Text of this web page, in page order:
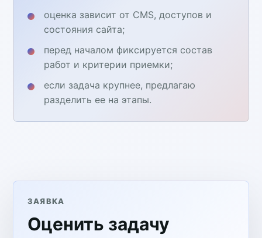
оценка зависит от CMS, доступов и
состояния сайта;
перед началом фиксируется состав
работ и критерии приемки;
если задача крупнее, предлагаю
разделить ее на этапы.
ЗАЯВКА
Оценить задачу